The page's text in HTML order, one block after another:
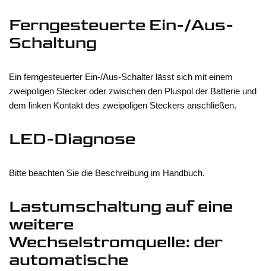
Ferngesteuerte Ein-/Aus-
Schaltung
Ein ferngesteuerter Ein-/Aus-Schalter lässt sich mit einem
zweipoligen Stecker oder zwischen den Pluspol der Batterie und
dem linken Kontakt des zweipoligen Steckers anschließen.
LED-Diagnose
Bitte beachten Sie die Beschreibung im Handbuch.
Lastumschaltung auf eine
weitere
Wechselstromquelle: der
automatische